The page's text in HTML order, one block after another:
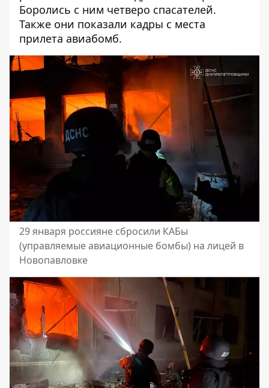
Боролись с ним четверо спасателей.
Также они показали кадры с места
прилета авиабомб.
29 января россияне сбросили КАБы
(управляемые авиационные бомбы) на лицей в
Новопавловке